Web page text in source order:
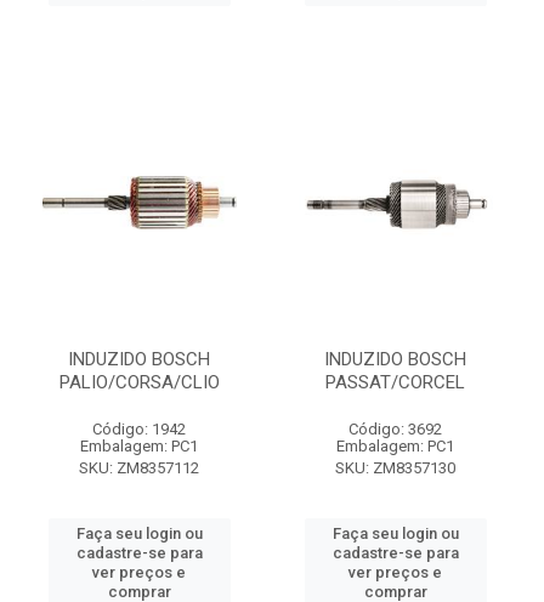
INDUZIDO BOSCH
PALIO/CORSA/CLIO
Código: 1942
Embalagem: PC1
SKU: ZM8357112
Faça seu login ou
cadastre-se para
ver preços e
comprar
INDUZIDO BOSCH
PASSAT/CORCEL
Código: 3692
Embalagem: PC1
SKU: ZM8357130
Faça seu login ou
cadastre-se para
ver preços e
comprar